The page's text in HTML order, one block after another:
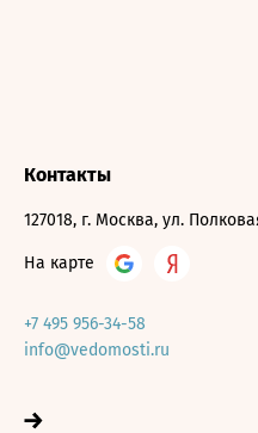
Контакты
127018, г. Москва, ул.
На карте
+7 495 956-34-58
info@vedomosti.ru